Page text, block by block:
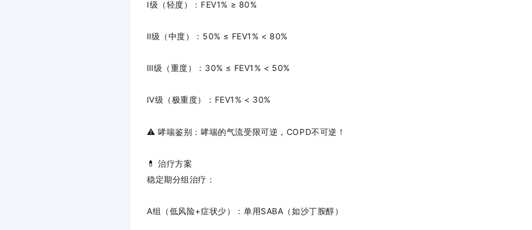
Ⅰ级（轻度）：FEV1% ≥ 80%
Ⅱ级（中度）：50% ≤ FEV1% < 80%
Ⅲ级（重度）：30% ≤ FEV1% < 50%
Ⅳ级（极重度）：FEV1% < 30%
⚠️ 哮喘鉴别 ：哮喘的气流受限可逆，COPD不可逆！
💊 治疗方案
稳定期分组治疗 ：
A组 （低风险+症状少）：单用SABA（如沙丁胺醇）